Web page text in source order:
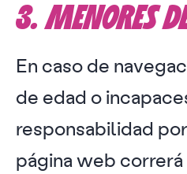
3. MENORES
En caso de
de edad o
responsabilidad
página web correrá